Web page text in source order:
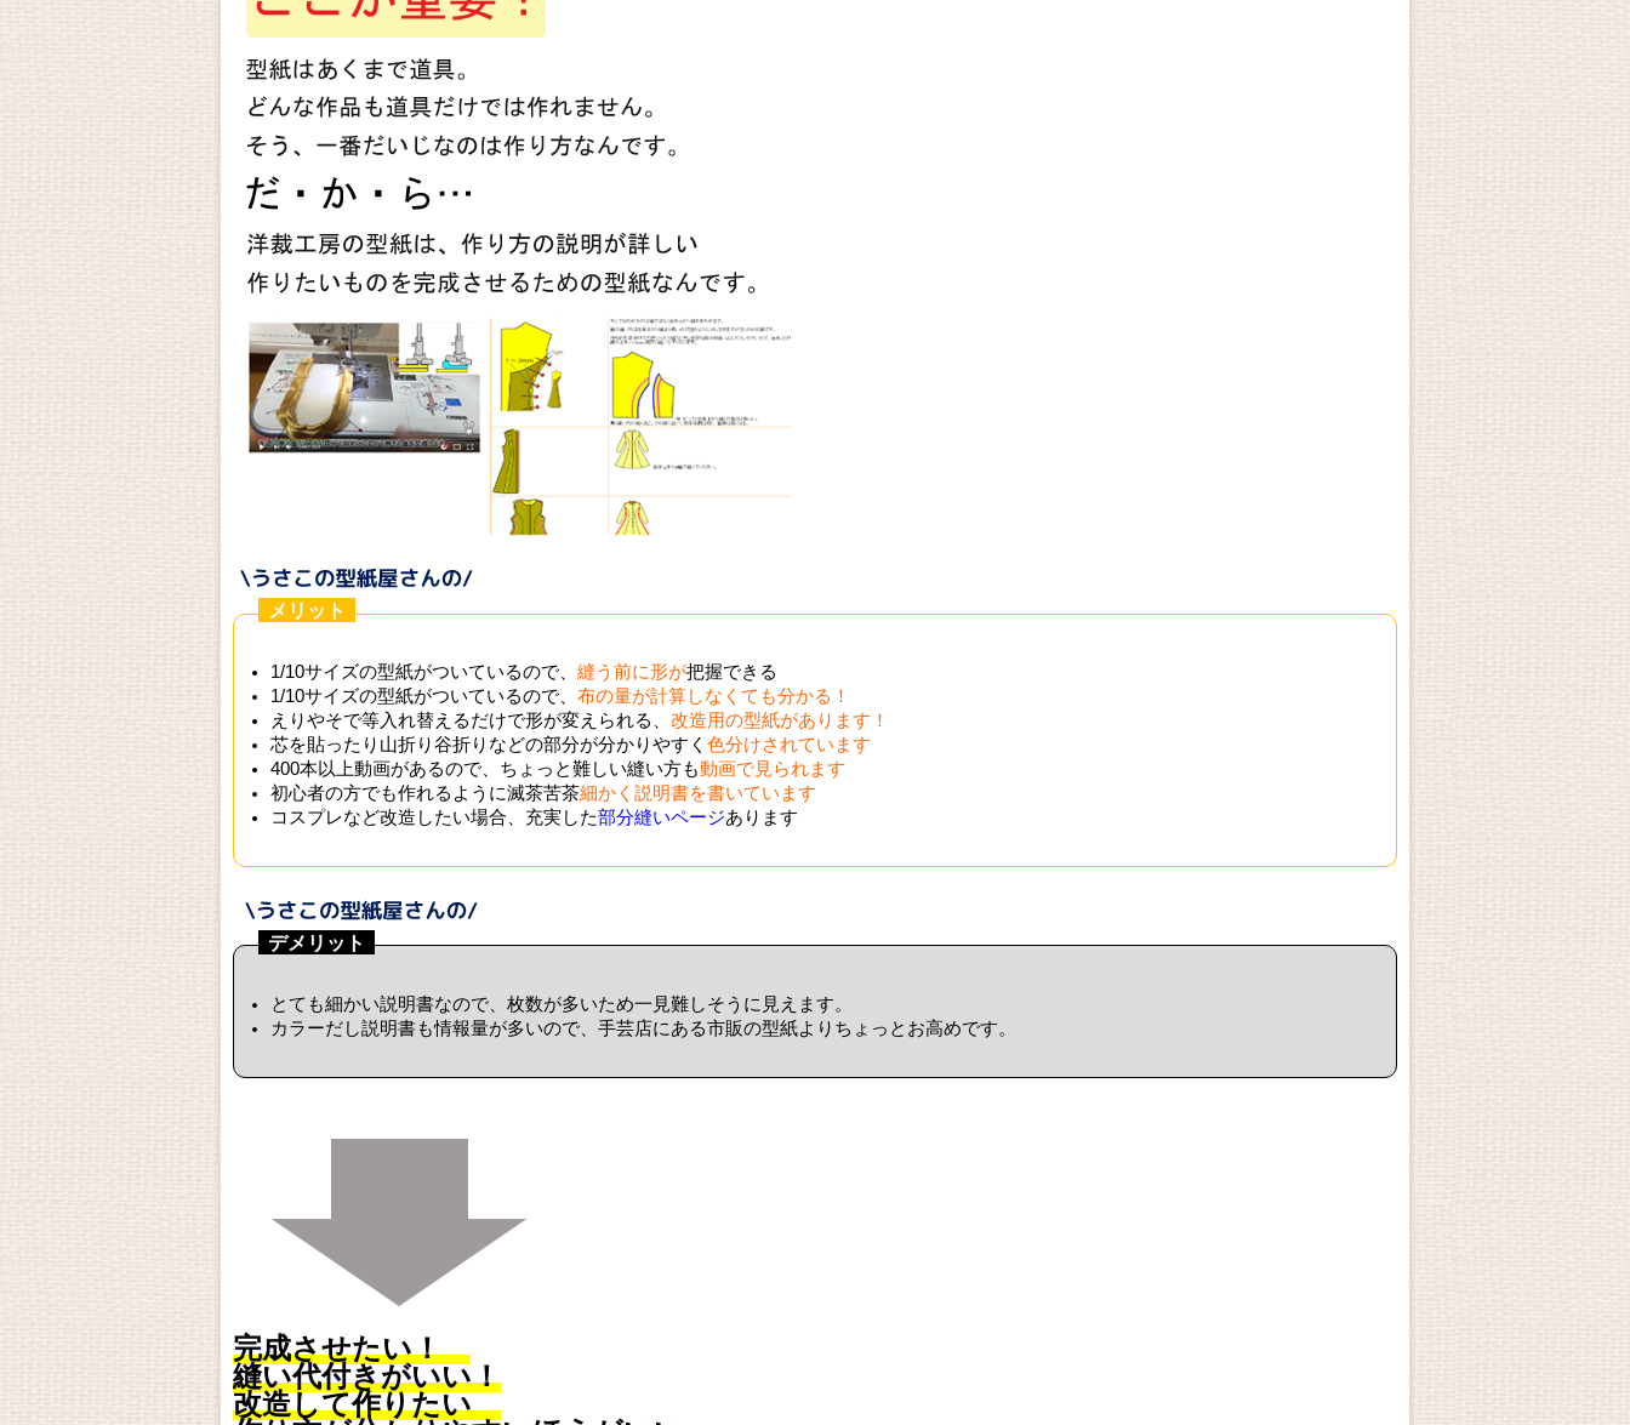
メリット
1/10サイズの型紙がついているので、 縫う前に形が把握できる
1/10サイズの型紙がついているので、 布の量が計算しなくても分かる！
えりやそで等入れ替えるだけで形が変えられる、 改造用の型紙があります！
芯を貼ったり山折り谷折りなどの部分が分かりやすく 色分けされています
400本以上動画があるので、ちょっと難しい縫い方も動画で見られます
初心者の方でも作れるように滅茶苦茶細かく説明書を書いています
コスプレなど改造したい場合、充実した部分縫いページあります
デメリット
とても細かい説明書なので、枚数が多いため一見難しそうに見えます。
カラーだし説明書も情報量が多いので、手芸店にある市販の型紙よりちょっとお高めです。
完成させたい！
縫い代付きがいい！
改造して作りたい